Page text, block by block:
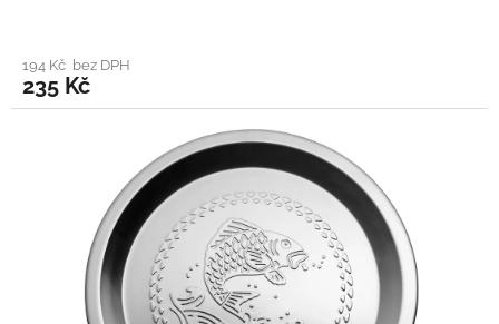
194 Kč bez DPH
235 Kč